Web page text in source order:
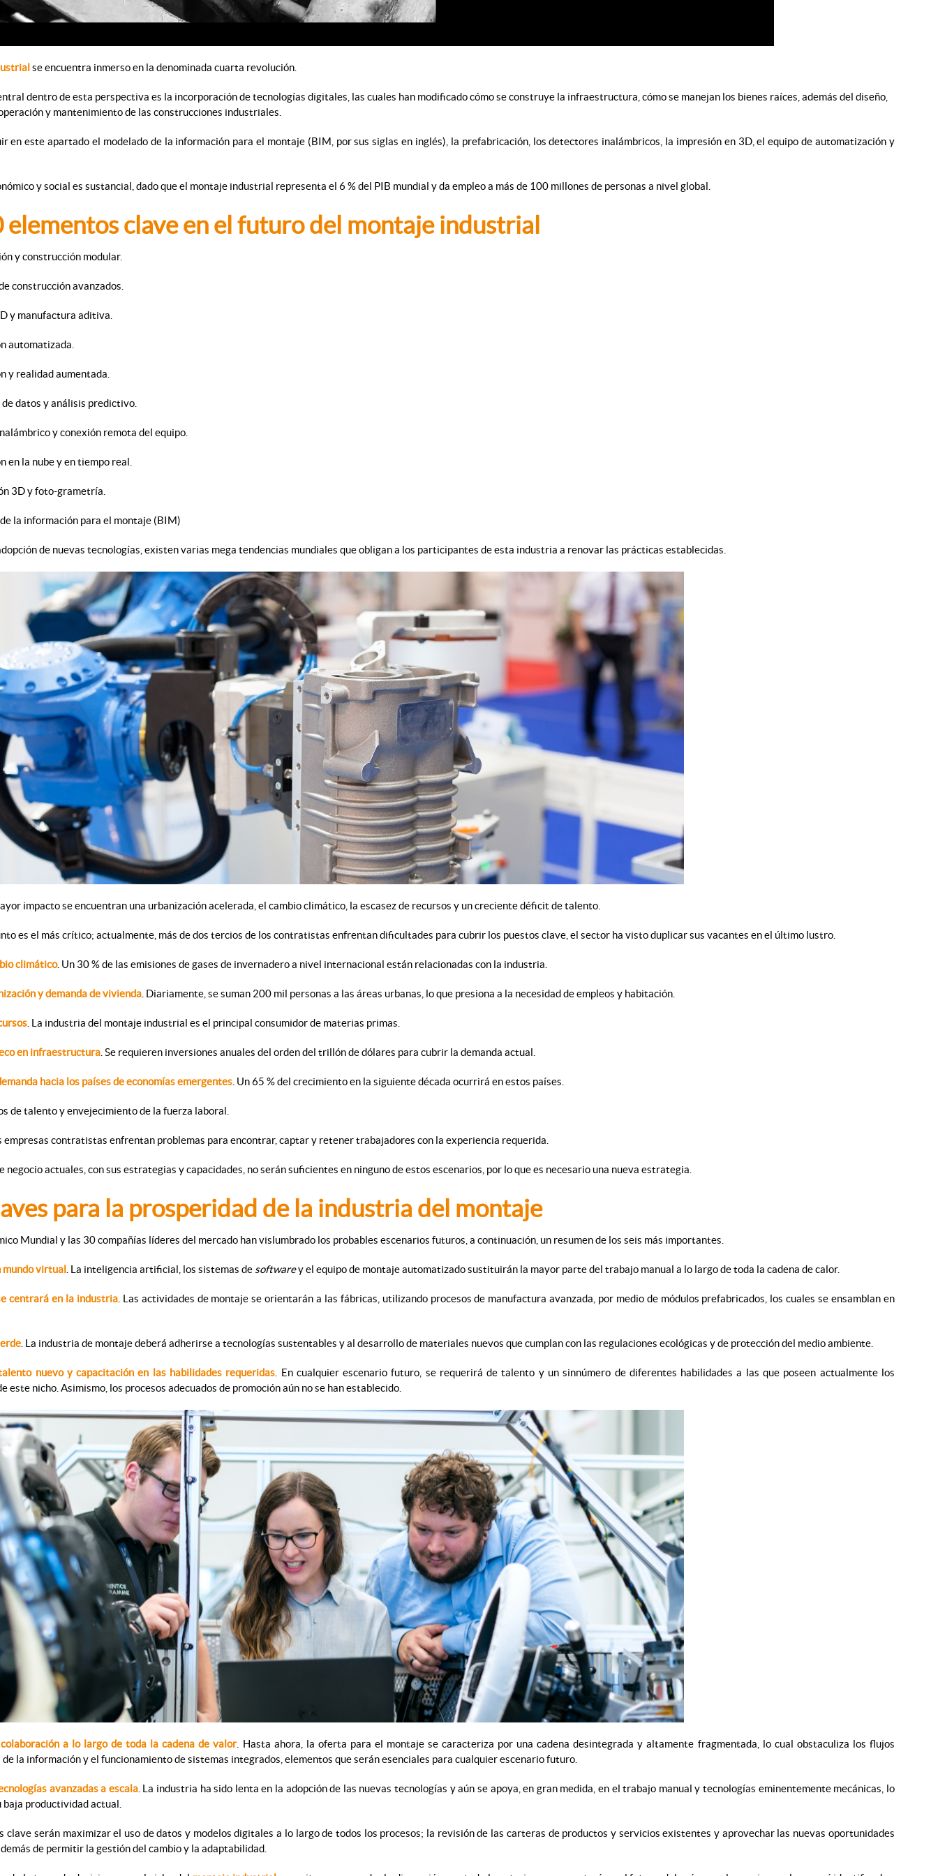
se encuentra inmerso en la denominada cuarta revolución.
dentro de esta perspectiva es la incorporación de tecnologías digitales, las cuales han modificado cómo se construye la infraestructura, cómo se manejan los bienes raíces, además del diseño,
y mantenimiento de las construcciones industriales.
en este apartado el modelado de la información para el montaje (BIM, por sus siglas en inglés), la prefabricación, los detectores inalámbricos, la impresión en 3D, el equipo de automatización y
y social es sustancial, dado que el montaje industrial representa el 6 % del PIB mundial y da empleo a más de 100 millones de personas a nivel global.
elementos clave en el futuro del montaje industrial
y construcción modular.
construcción avanzados.
y manufactura aditiva.
automatizada.
y realidad aumentada.
datos y análisis predictivo.
y conexión remota del equipo.
en la nube y en tiempo real.
3D y foto-grametría.
la información para el montaje (BIM)
de nuevas tecnologías, existen varias mega tendencias mundiales que obligan a los participantes de esta industria a renovar las prácticas establecidas.
impacto se encuentran una urbanización acelerada, el cambio climático, la escasez de recursos y un creciente déficit de talento.
es el más crítico; actualmente, más de dos tercios de los contratistas enfrentan dificultades para cubrir los puestos clave, el sector ha visto duplicar sus vacantes en el último lustro.
climático. Un 30 % de las emisiones de gases de invernadero a nivel internacional están relacionadas con la industria.
y demanda de vivienda. Diariamente, se suman 200 mil personas a las áreas urbanas, lo que presiona a la necesidad de empleos y habitación.
. La industria del montaje industrial es el principal consumidor de materias primas.
en infraestructura. Se requieren inversiones anuales del orden del trillón de dólares para cubrir la demanda actual.
hacia los países de economías emergentes. Un 65 % del crecimiento en la siguiente década ocurrirá en estos países.
de talento y envejecimiento de la fuerza laboral.
empresas contratistas enfrentan problemas para encontrar, captar y retener trabajadores con la experiencia requerida.
negocio actuales, con sus estrategias y capacidades, no serán suficientes en ninguno de estos escenarios, por lo que es necesario una nueva estrategia.
para la prosperidad de la industria del montaje
Mundial y las 30 compañías líderes del mercado han vislumbrado los probables escenarios futuros, a continuación, un resumen de los seis más importantes.
mundo virtual . La inteligencia artificial, los sistemas de softwarey el equipo de montaje automatizado sustituirán la mayor parte del trabajo manual a lo largo de toda la cadena de calor.
centrará en la industria. Las actividades de montaje se orientarán a las fábricas, utilizando procesos de manufactura avanzada, por medio de módulos prefabricados, los cuales se ensamblan en
. La industria de montaje deberá adherirse a tecnologías sustentables y al desarrollo de materiales nuevos que cumplan con las regulaciones ecológicas y de protección del medio ambiente.
nuevo y capacitación en las habilidades requeridas . En cualquier escenario futuro, se requerirá de talento y un sinnúmero de diferentes habilidades a las que poseen actualmente los
este nicho. Asimismo, los procesos adecuados de promoción aún no se han establecido.
a lo largo de toda la cadena de valor. Hasta ahora, la oferta para el montaje se caracteriza por una cadena desintegrada y altamente fragmentada, lo cual obstaculiza los flujos
la información y el funcionamiento de sistemas integrados, elementos que serán esenciales para cualquier escenario futuro.
avanzadas a escala. La industria ha sido lenta en la adopción de las nuevas tecnologías y aún se apoya, en gran medida, en el trabajo manual y tecnologías eminentemente mecánicas, lo
baja productividad actual.
clave serán maximizar el uso de datos y modelos digitales a lo largo de todos los procesos; la revisión de las carteras de productos y servicios existentes y aprovechar las nuevas oportunidades
de permitir la gestión del cambio y la adaptabilidad.